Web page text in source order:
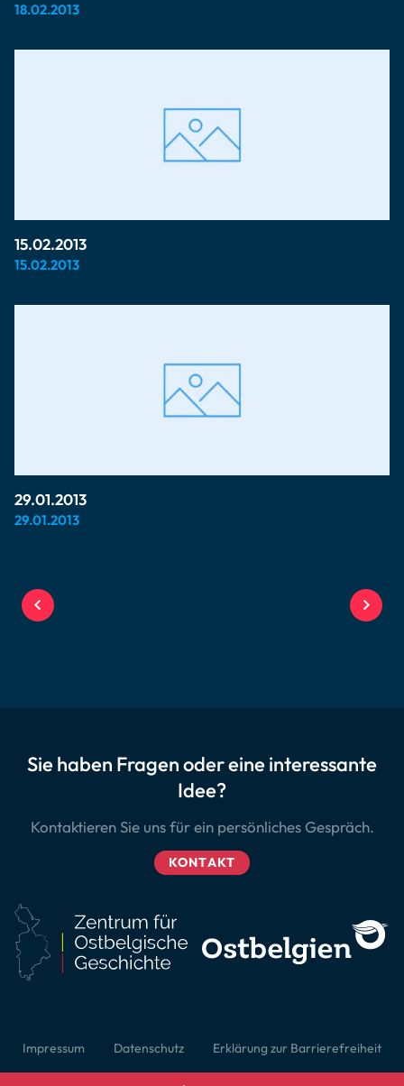
18.02.2013
15.02.2013
15.02.2013
29.01.2013
29.01.2013
Sie haben Fragen oder eine interessante
Idee?
Kontaktieren Sie uns für ein persönliches Gespräch.
KONTAKT
Impressum Datenschutz Erklärung zur Barrierefreiheit